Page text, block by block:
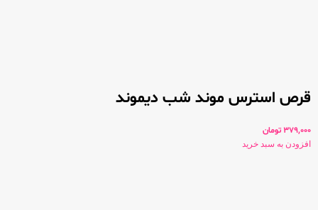
قرص استرس موند شب دیموند
379,000 تومان
افزودن به سبد خرید